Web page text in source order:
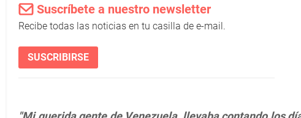
Suscríbete a nuestro newsletter
Recibe todas las noticias en tu casilla de e-mail.
SUSCRIBIRSE